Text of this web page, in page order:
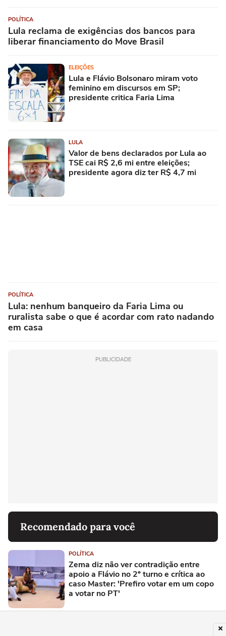
POLÍTICA
Lula reclama de exigências dos bancos para
liberar financiamento do Move Brasil
ELEIÇÕES
Lula e Flávio Bolsonaro miram voto
feminino em discursos em SP;
presidente critica Faria Lima
LULA
Valor de bens declarados por Lula ao
TSE cai R$ 2,6 mi entre eleições;
presidente agora diz ter R$ 4,7 mi
POLÍTICA
Lula: nenhum banqueiro da Faria Lima ou
ruralista sabe o que é acordar com rato nadando
em casa
PUBLICIDADE
Recomendado para você
POLÍTICA
Zema diz não ver contradição entre
apoio a Flávio no 2º turno e crítica ao
caso Master: 'Prefiro votar em um copo
a votar no PT'